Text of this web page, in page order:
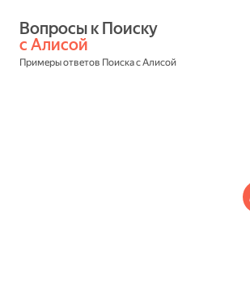
с Алисой
Примеры ответов Поиска с Алисой